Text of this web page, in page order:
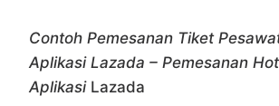
Contoh Pemesanan Tiket
Aplikasi Lazada – Pemesanan
AplikasiLazada